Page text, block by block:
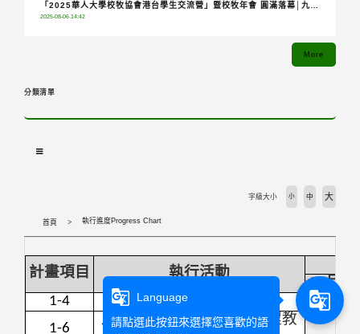
「2025華人大學校牧協會港台學生交流營」暨校牧年會 圓滿落幕│九校
2025-08-06 14:42
More
分類清單
首頁 執行進度Progress Chart
字級大小 小 中 大
計畫項目 執行活動
01 月
1-4
靈性課程工作坊
1-6
月桂講堂：AI系統融入課程教
g_translate
Language
請點選此按鈕來選擇您喜歡的語
g_translate